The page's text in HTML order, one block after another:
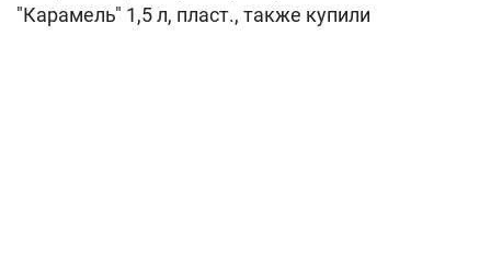
"Карамель" 1,5 л, пласт., также купили